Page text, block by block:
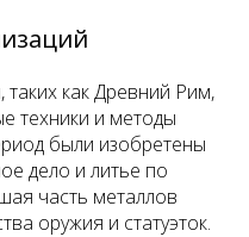
как Древний Рим,
техники и методы
были изобретены
дело и литье по
часть металлов
оружия и статуэток.